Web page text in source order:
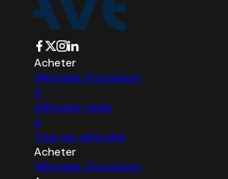
Acheter
Véhicules d'occasion
A
Véhicules neufs
A
Tous les véhicules
Acheter
Véhicules d'occasion